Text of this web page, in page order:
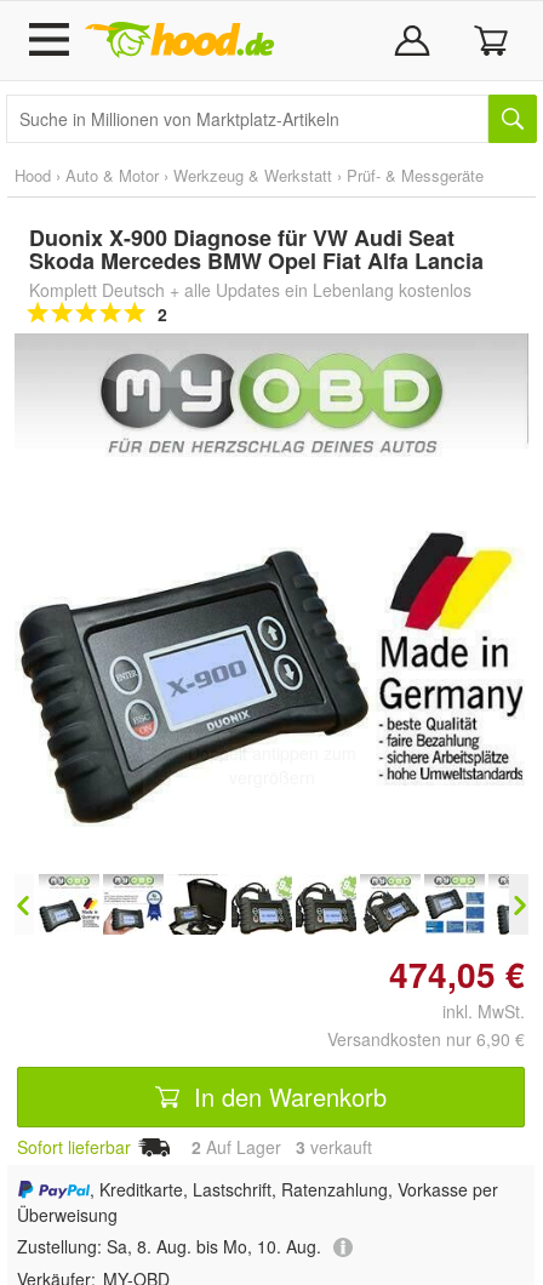
Hood › Auto & Motor › Werkzeug & Werkstatt › Prüf- & Messgeräte
Duonix X-900 Diagnose für VW Audi Seat
Skoda Mercedes BMW Opel Fiat Alfa Lancia
Komplett Deutsch + alle Updates ein Lebenlang kostenlos
2
Doppelt antippen zum
474,05 €
inkl. MwSt.
Versandkosten nur 6,90 €
In den Warenkorb
Sofort lieferbar 2 Auf Lager 3 verkauft
, Kreditkarte, Lastschrift, Ratenzahlung, Vorkasse per
Überweisung
Zustellung: Sa, 8. Aug. bis Mo, 10. Aug.
Verkäufer: MY-OBD